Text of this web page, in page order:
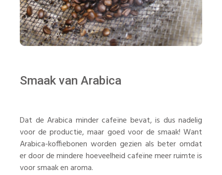
Smaak van Arabica
Dat de Arabica minder cafeïne bevat, is dus nadelig
voor de productie, maar goed voor de smaak! Want
Arabica-koffiebonen worden gezien als beter omdat
er door de mindere hoeveelheid cafeïne meer ruimte is
voor smaak en aroma.